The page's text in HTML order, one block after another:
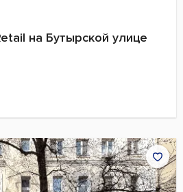
на Бутырской улице